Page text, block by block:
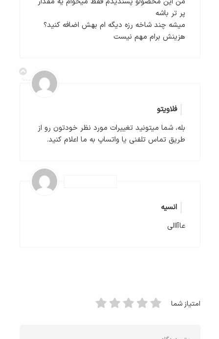
پر تر باشه
میشه چند شاخه رزه دیگه ام بهش اضافه کنید؟
هزینش برام مهم نیست
فلاویتو
بله، شما میتونید تغییرات مورد نظر خودتون رو از
طریق تماس تلفنی یا واتساپ به ما اعلام کنید.
انسیه
عاآاالی
امتیاز شما